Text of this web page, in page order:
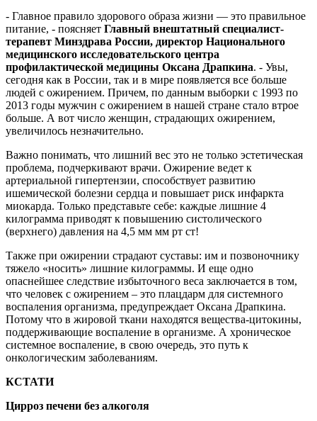
- Главное правило здорового образа жизни — это правильное
питание, - поясняет Главный внештатный специалист-
терапевт Минздрава России, директор Национального
медицинского исследовательского центра
профилактической медицины Оксана Драпкина. - Увы,
сегодня как в России, так и в мире появляется все больше
людей с ожирением. Причем, по данным выборки с 1993 по
2013 годы мужчин с ожирением в нашей стране стало втрое
больше. А вот число женщин, страдающих ожирением,
увеличилось незначительно.
Важно понимать, что лишний вес это не только эстетическая
проблема, подчеркивают врачи. Ожирение ведет к
артериальной гипертензии, способствует развитию
ишемической болезни сердца и повышает риск инфаркта
миокарда. Только представьте себе: каждые лишние 4
килограмма приводят к повышению систолического
(верхнего) давления на 4,5 мм мм рт ст!
Также при ожирении страдают суставы: им и позвоночнику
тяжело «носить» лишние килограммы. И еще одно
опаснейшее следствие избыточного веса заключается в том,
что человек с ожирением – это плацдарм для системного
воспаления организма, предупреждает Оксана Драпкина.
Потому что в жировой ткани находятся вещества-цитокины,
поддерживающие воспаление в организме. А хроническое
системное воспаление, в свою очередь, это путь к
онкологическим заболеваниям.
КСТАТИ
Цирроз печени без алкоголя